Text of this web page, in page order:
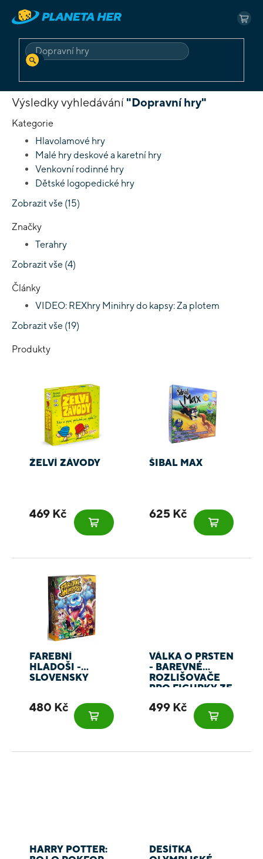
HLEDAT
Výsledky vyhledávání "Dopravní hry"
Kategorie
Hlavolamové hry
Malé hry deskové a karetní hry
Venkovní rodinné hry
Dětské logopedické hry
Zobrazit vše (15)
Značky
Terahry
Zobrazit vše (4)
Články
VIDEO: REXhry Minihry do kapsy: Za plotem
Zobrazit vše (19)
Produkty
ŽELVÍ ZÁVODY
469 Kč
ŠIBAL MAX
625 Kč
FAREBNÍ
HLADOŠI -
SLOVENSKY
480 Kč
VÁLKA O PRSTEN
- BAREVNÉ
ROZLIŠOVAČE
PRO FIGURKY ZE
499 Kč
HARRY POTTER:
DESÍTKA